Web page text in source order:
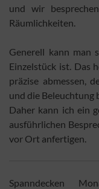
und wir
Räumlichkeiten.
Generell kann man
Einzelstück ist. Das
präzise abmessen,
und die
Daher kann ich ein
ausführlichen
vor Ort anfertigen.
Spanndecken